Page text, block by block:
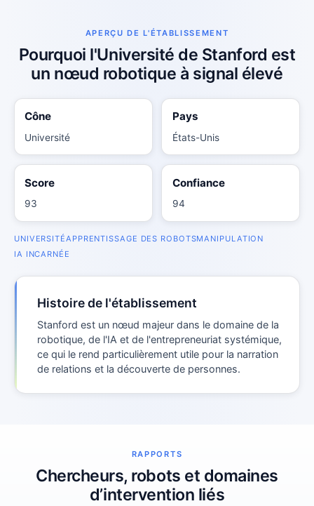
APERÇU DE L'ÉTABLISSEMENT
Pourquoi l'Université de Stanford est
un nœud robotique à signal élevé
Cône
Université
Pays
États-Unis
Score
93
Confiance
94
UNIVERSITÉAPPRENTISSAGE DES ROBOTSMANIPULATION
IA INCARNÉE
Histoire de l'établissement
Stanford est un nœud majeur dans le domaine de la
robotique, de l'IA et de l'entrepreneuriat systémique,
ce qui le rend particulièrement utile pour la narration
de relations et la découverte de personnes.
RAPPORTS
Chercheurs, robots et domaines
d’intervention liés